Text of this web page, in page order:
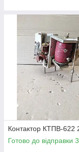
Контактор КТПВ-622
Готово до відправки